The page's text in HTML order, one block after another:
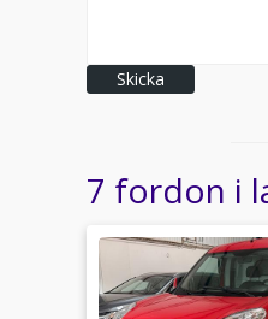
Skicka
7 fordon i